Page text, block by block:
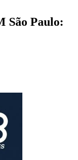
São Paulo: